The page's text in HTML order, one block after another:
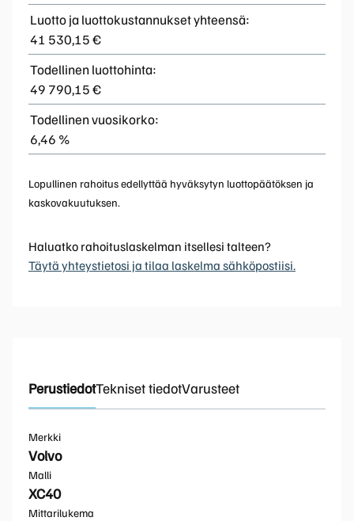
Luotto ja luottokustannukset yhteensä:
41 530,15 €
Todellinen luottohinta:
49 790,15 €
Todellinen vuosikorko:
6,46 %
Lopullinen rahoitus edellyttää hyväksytyn luottopäätöksen ja
kaskovakuutuksen.
Haluatko rahoituslaskelman itsellesi talteen?
Täytä yhteystietosi ja tilaa laskelma sähköpostiisi.
PerustiedotTekniset tiedotVarusteet
Merkki
Volvo
Malli
XC40
Mittarilukema